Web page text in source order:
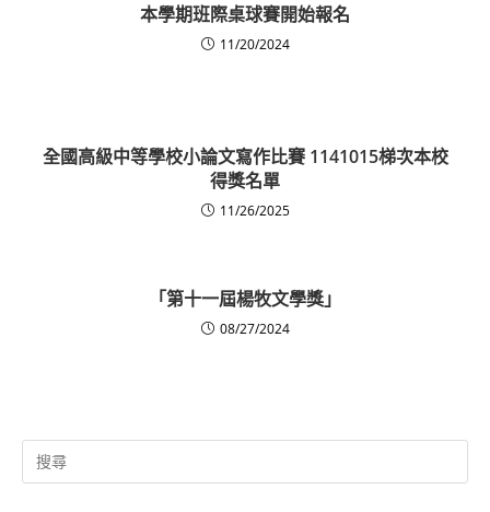
本學期班際桌球賽開始報名
11/20/2024
全國高級中等學校小論文寫作比賽 1141015梯次本校
得獎名單
11/26/2025
「第十一屆楊牧文學獎」
08/27/2024
Search
for: